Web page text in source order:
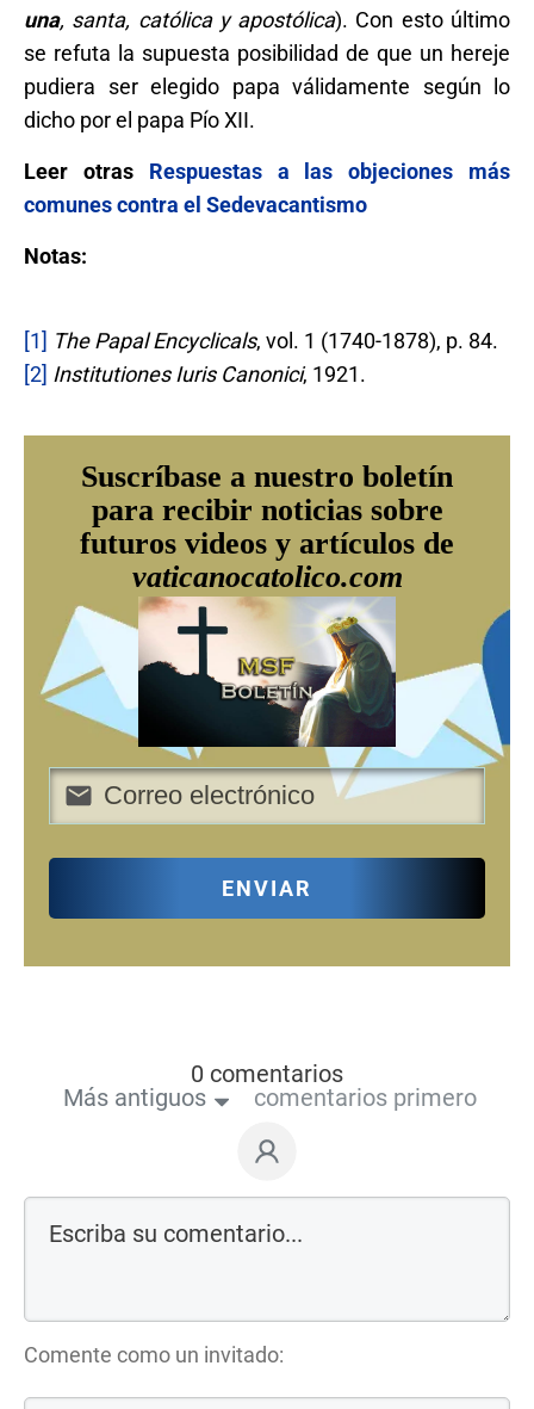
una, santa, católica y apostólica). Con esto último
se refuta la supuesta posibilidad de que un hereje
pudiera ser elegido papa válidamente según lo
dicho por el papa Pío XII.
Leer otras Respuestas a las objeciones más
comunes contra el Sedevacantismo
Notas:
[1] The Papal Encyclicals, vol. 1 (1740-1878), p. 84.
[2] Institutiones Iuris Canonici, 1921.
Suscríbase a nuestro boletín
para recibir noticias sobre
futuros videos y artículos de
vaticanocatolico.com
ENVIAR
0 comentarios
Más antiguos
comentarios primero
Comente como un invitado: